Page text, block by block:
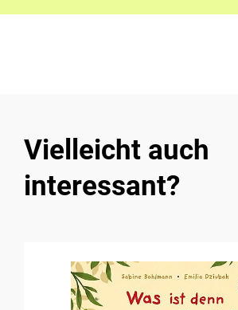
Vielleicht auch
interessant?